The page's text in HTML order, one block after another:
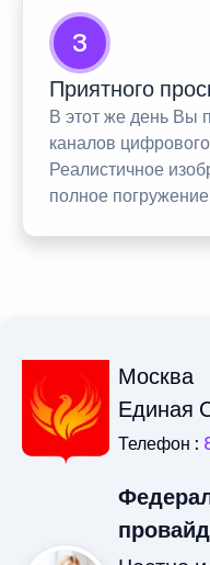
3
Приятного
В этот же день Вы
каналов
Реалистичное
полное
Москва
Единая
Телефон :